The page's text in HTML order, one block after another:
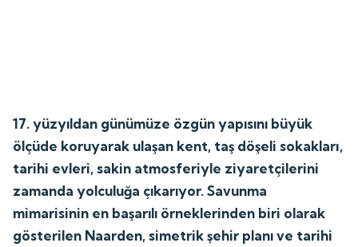
17. yüzyıldan günümüze özgün yapısını büyük
ölçüde koruyarak ulaşan kent, taş döşeli sokakları,
tarihi evleri, sakin atmosferiyle ziyaretçilerini
zamanda yolculuğa çıkarıyor. Savunma
mimarisinin en başarılı örneklerinden biri olarak
gösterilen Naarden, simetrik şehir planı ve tarihi